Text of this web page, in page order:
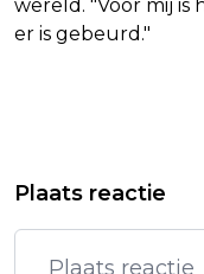
wereld. "Voor mij
er is gebeurd."
WELKE
KRANT:
ANDERS TE
Plaats reactie